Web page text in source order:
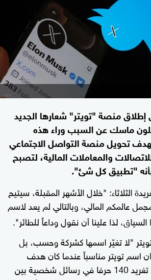
إطلاق منصة "تويتر" شعارها الجديد
ماسك عن السبب وراء هذه
تحويل منصة التواصل الاجتماعي
والمعاملات المالية، لتصبح
"تطبيق كل شئ".
الثلاثاء: "خلال الأشهر المقبلة، سيتيح
مجمل عالمكم المالي، وبالتالي لم يعد لاسم
لذا علينا أن نقول وداعاً للطائر".
"لا تغيّر اسمها كشركة وحسب، بل
اسم تويتر مناسباً عندما كان هدف
الموقع يقتصر على تغريد 140 حرفا في رسائل شخصية بين